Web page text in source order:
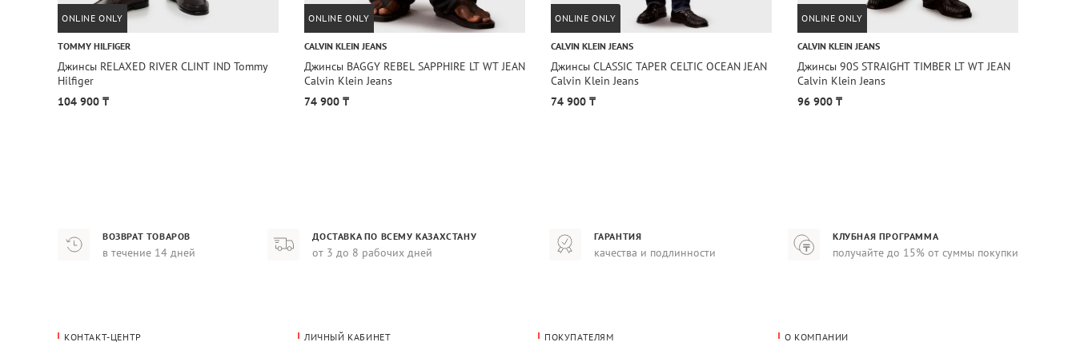
ONLINE ONLY
TOMMY HILFIGER
Джинсы RELAXED RIVER CLINT IND Tommy
Hilfiger
104 900 ₸
ONLINE ONLY
CALVIN KLEIN JEANS
Джинсы BAGGY REBEL SAPPHIRE LT WT JEAN
Calvin Klein Jeans
74 900 ₸
ONLINE ONLY
CALVIN KLEIN JEANS
Джинсы CLASSIC TAPER CELTIC OCEAN JEAN
Calvin Klein Jeans
74 900 ₸
ONLINE ONLY
CALVIN KLEIN JEANS
Джинсы 90S STRAIGHT TIMBER LT WT JEAN
Calvin Klein Jeans
96 900 ₸
ВОЗВРАТ ТОВАРОВ
в течение 14 дней
ДОСТАВКА ПО ВСЕМУ КАЗАХСТАНУ
от 3 до 8 рабочих дней
ГАРАНТИЯ
качества и подлинности
КЛУБНАЯ ПРОГРАММА
получайте до 15% от суммы покупки
КОНТАКТ-ЦЕНТР ЛИЧНЫЙ КАБИНЕТ ПОКУПАТЕЛЯМ О КОМПАНИИ